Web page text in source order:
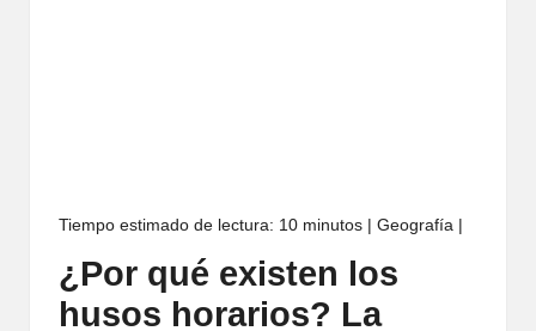
Tiempo estimado de lectura: 10 minutos | Geografía |
¿Por qué existen los
husos horarios? La